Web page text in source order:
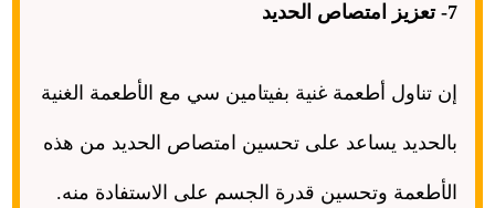
7- تعزيز امتصاص الحديد
إن تناول أطعمة غنية بفيتامين سي مع الأطعمة الغنية
بالحديد يساعد على تحسين امتصاص الحديد من هذه
الأطعمة وتحسين قدرة الجسم على الاستفادة منه.